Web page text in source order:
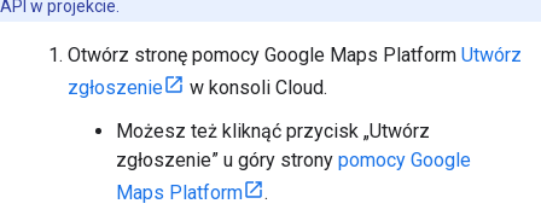
API w projekcie.
Otwórz stronę pomocy Google Maps Platform Utwórz
zgłoszenie
w konsoli Cloud.
Możesz też kliknąć przycisk „Utwórz
zgłoszenie” u góry strony pomocy Google
Maps Platform
.